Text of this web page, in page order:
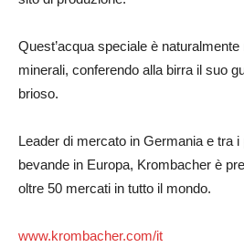
Quest’acqua speciale è
minerali, conferendo alla birra il suo
brioso.
Leader di mercato in Germania e tra
bevande in Europa, Krombacher è
oltre 50 mercati in tutto il mondo.
www.krombacher.com/it